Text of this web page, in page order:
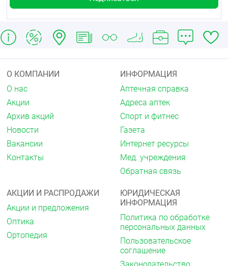
О КОМПАНИИ
О нас
Акции
Архив акций
Новости
Вакансии
Контакты
ИНФОРМАЦИЯ
Аптечная справка
Адреса аптек
Спорт и фитнес
Газета
Интернет ресурсы
Мед. учреждения
Обратная связь
АКЦИИ И РАСПРОДАЖИ
Акции и предложения
Оптика
Ортопедия
ЮРИДИЧЕСКАЯ
ИНФОРМАЦИЯ
Политика по обработке
персональных данных
Пользовательское
соглашение
Законодательство